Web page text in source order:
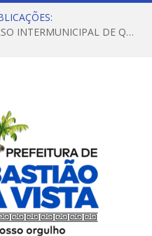
REGULAMENTO DO X CONCURSO INTERMUNICIPAL DE QUADRILHAS JUNINAS – 2026 – ARRAIÁ DA VENEZA